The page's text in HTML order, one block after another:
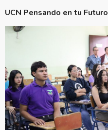
UCN Pensando en tu Futuro